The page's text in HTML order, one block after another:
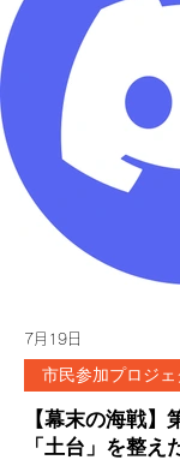
を休んで、 マツさんと二人
台帳を調査 まず阿波沖海戦
【幕末の海戦】
「土台」を整え
市民参加プロジェ
7月19日